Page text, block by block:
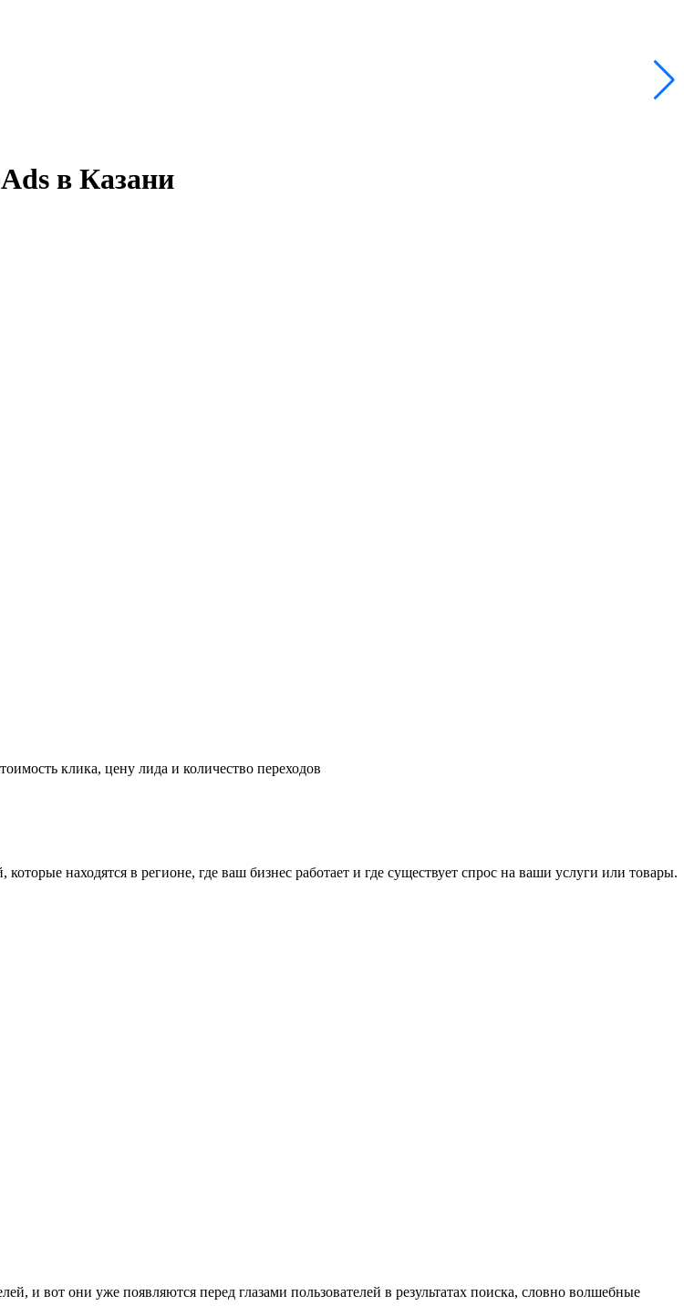
в Казани
клика, цену лида и количество переходов
находятся в регионе, где ваш бизнес работает и где существует спрос на ваши услуги или товары.
и вот они уже появляются перед глазами пользователей в результатах поиска, словно волшебные